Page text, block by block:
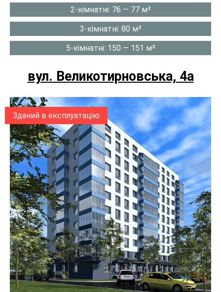
2-кімнатні: 76 — 77 м²
3-кімнатні: 80 м²
5-кімнатні: 150 — 151 м²
вул. Великотирновська, 4а
Зданий в експлуатацію